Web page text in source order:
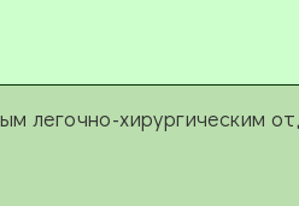
легочно-хирургическим